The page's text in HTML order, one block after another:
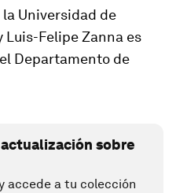
Universidad de
Felipe Zanna es
Departamento de
sobre
accede a tu colección